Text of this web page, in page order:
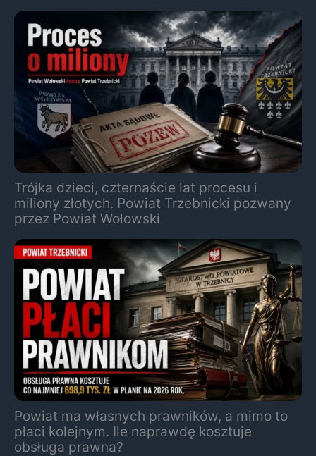
Trójka dzieci, czternaście lat procesu i
miliony złotych. Powiat Trzebnicki pozwany
przez Powiat Wołowski
Powiat ma własnych prawników, a mimo to
płaci kolejnym. Ile naprawdę kosztuje
obsługa prawna?